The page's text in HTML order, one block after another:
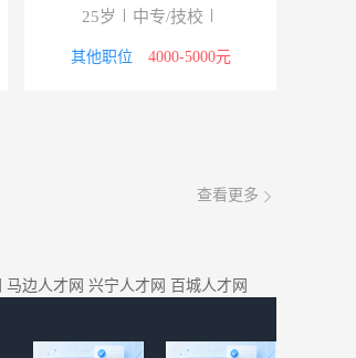
25岁 中专/技校
其他职位 4000-5000元
查看更多
马边人才网 兴宁人才网 百城人才网